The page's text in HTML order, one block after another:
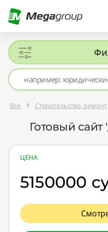
Все Строительство, ремонт
Готовый
ЦЕНА
5150000